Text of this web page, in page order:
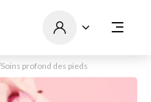
Soins profond des pieds